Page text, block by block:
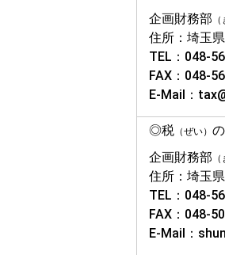
企画財務部
住所：埼玉
TEL：048-
FAX：048-
E-Mail：
◎税 （ぜい）
企画財務部
住所：埼玉
TEL：048-
FAX：048-
E-Mail：